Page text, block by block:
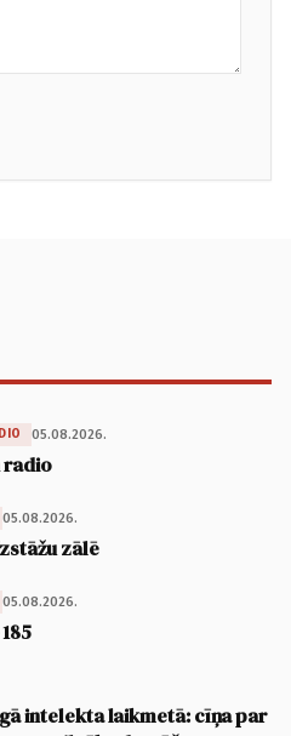
05.08.2026.
radio
05.08.2026.
zālē
05.08.2026.
intelekta laikmetā: cīņa par